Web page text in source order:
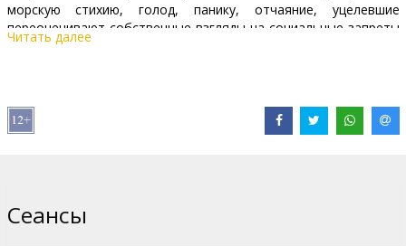
морскую стихию, голод, панику, отчаяние, уцелевшие
переоценивают собственные взгляды на социальные запреты
и общественную мораль. Капитан отчаянно ищет выход из
Новый фильм голливудского мастера биографических драм,
режиссера Рона Ховарда ("Оскар" за "Игры разума")
Дик, или Белый кит", причисляемого к знаковым в
американской романтической литературе.
Читать далее
Сеансы